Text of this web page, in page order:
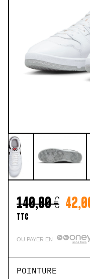
140,00 €
TTC
OU PAYER EN
POINTURE